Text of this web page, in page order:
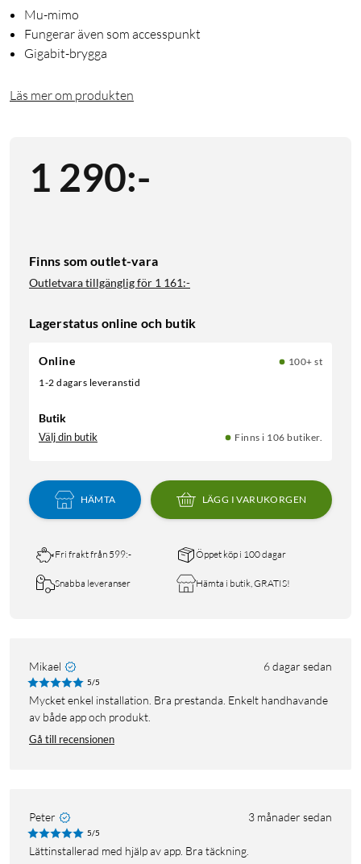
Mu-mimo
Fungerar även som accesspunkt
Gigabit-brygga
Läs mer om produkten
1 290:-
Finns som outlet-vara
Outletvara tillgänglig för 1 161:-
Lagerstatus online och butik
Online
100+ st
1-2 dagars leveranstid
Butik
Välj din butik Finns i 106 butiker.
HÄMTA LÄGG I VARUKORGEN
Fri frakt från 599:- Öppet köp i 100 dagar
Snabba leveranser Hämta i butik, GRATIS!
Mikael 6 dagar sedan
5/5
Mycket enkel installation. Bra prestanda. Enkelt handhavande
av både app och produkt.
Gå till recensionen
Peter 3 månader sedan
5/5
Lättinstallerad med hjälp av app. Bra täckning.